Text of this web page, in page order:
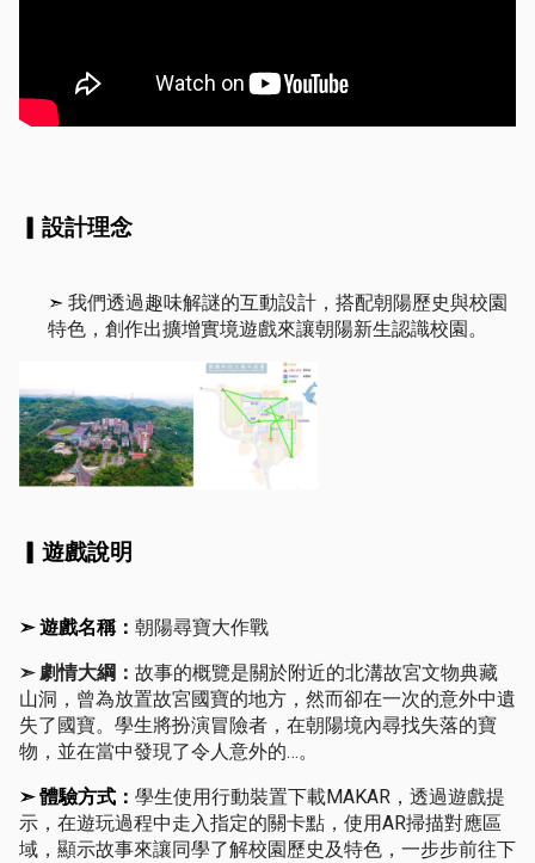
▎設計理念
➣ 我們透過趣味解謎的互動設計，搭配朝陽歷史與校園
特色，創作出擴增實境遊戲來讓朝陽新生認識校園。
▎遊戲說明
➣ 遊戲名稱： 朝陽尋寶大作戰
➣ 劇情大綱： 故事的概覽是關於附近的北溝故宮文物典藏
山洞，曾為放置故宮國寶的地方，然而卻在一次的意外中遺
失了國寶。學生將扮演冒險者，在朝陽境內尋找失落的寶
物，並在當中發現了令人意外的…。
➣ 體驗方式 ： 學生使用行動裝置下載MAKAR，透過遊戲提
示，在遊玩過程中走入指定的關卡點，使用AR掃描對應區
域，顯示故事來讓同學了解校園歷史及特色，一步步前往下